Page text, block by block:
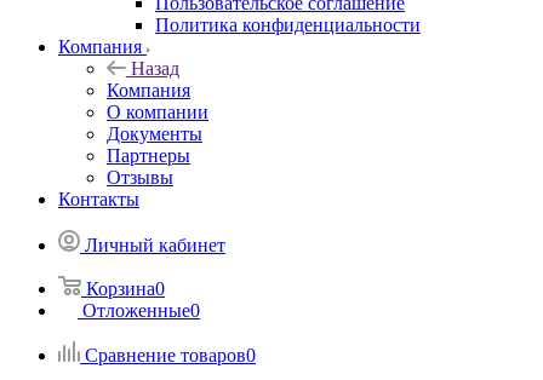
Политика конфиденциальности
Компания
Назад
Компания
О компании
Документы
Партнеры
Отзывы
Контакты
Личный кабинет
Корзина0
Отложенные0
Сравнение товаров0